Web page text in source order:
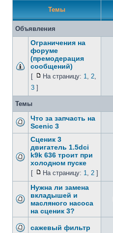
Темы
Объявления
Ограничения на
форуме
(премодерация
сообщений)
[ На страницу: 1, 2,
3 ]
Темы
Что за запчасть на
Scenic 3
Сценик 3
двигатель 1.5dci
k9k 636 троит при
холодном пуске
[ На страницу: 1, 2 ]
Нужна ли замена
вкладышей и
масляного насоса
на сценик 3?
сажевый фильтр